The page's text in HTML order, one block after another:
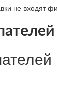
не входят